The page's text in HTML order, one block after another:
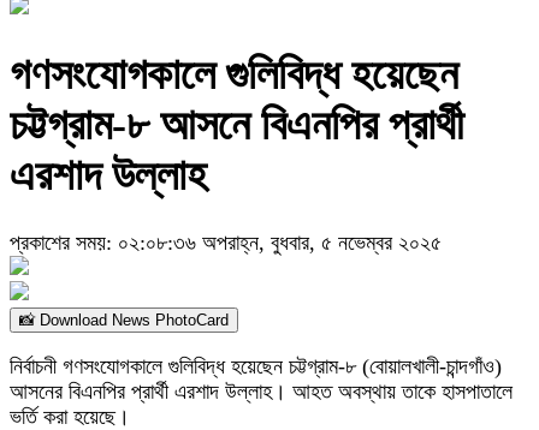
গণসংযোগকালে গুলিবিদ্ধ হয়েছেন
চট্টগ্রাম-৮ আসনে বিএনপির প্রার্থী
এরশাদ উল্লাহ
প্রকাশের সময়: ০২:০৮:৩৬ অপরাহ্ন, বুধবার, ৫ নভেম্বর ২০২৫
📸 Download News PhotoCard
নির্বাচনী গণসংযোগকালে গুলিবিদ্ধ হয়েছেন চট্টগ্রাম-৮ (বোয়ালখালী-চান্দগাঁও)
আসনের বিএনপির প্রার্থী এরশাদ উল্লাহ। আহত অবস্থায় তাকে হাসপাতালে
ভর্তি করা হয়েছে।